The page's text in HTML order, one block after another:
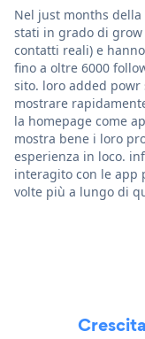
Nel just months
stati in grado di
contatti reali) e
fino a oltre 6000
sito. loro added
mostrare
la homepage come
mostra bene i loro
esperienza in loco.
interagito con le app
volte più a lungo di